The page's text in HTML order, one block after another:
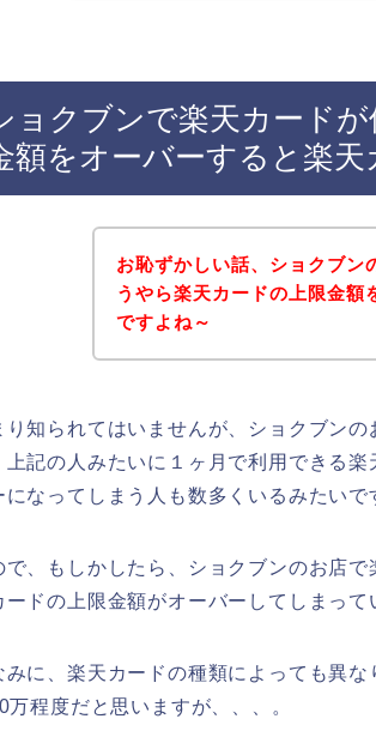
ョクブンで楽天カード
額をオーバーすると楽天
お恥ずかしい話、ショクブン
うやら楽天カードの上限金額
ですよね～
り知られてはいませんが、ショクブン
上記の人みたいに１ヶ月で利用できる
になってしまう人も数多くいるみたいで
で、もしかしたら、ショクブンのお店
ードの上限金額がオーバーしてしまっ
みに、楽天カードの種類によっても異
万程度だと思いますが、、、。